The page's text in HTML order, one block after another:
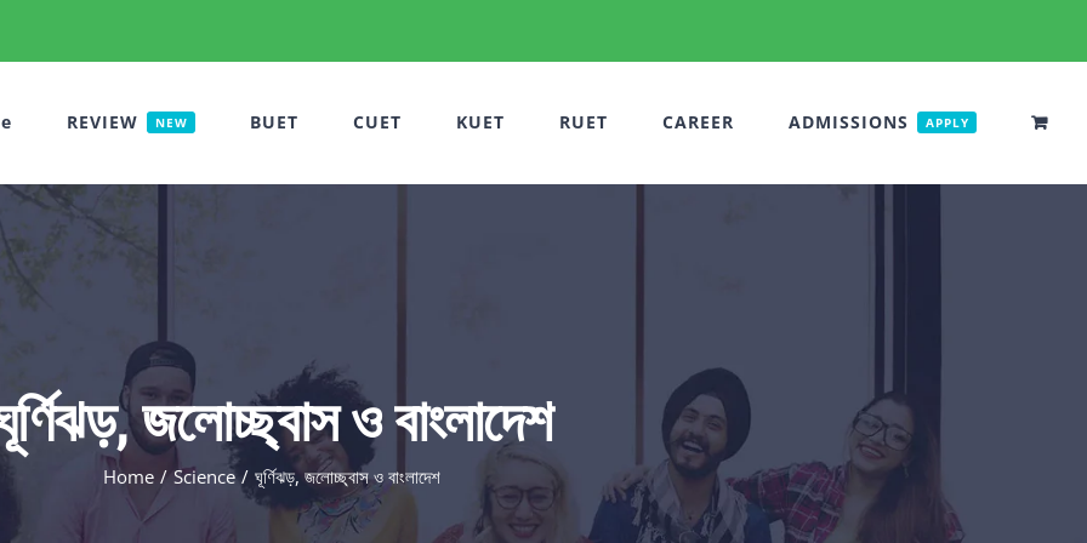
REVIEW NEW BUET CUET KUET RUET CAREER ADMISSIONS APPLY
জলোচ্ছ্বাস ও বাংলাদেশ
Home Science ঘূর্ণিঝড়, জলোচ্ছ্বাস ও বাংলাদেশ